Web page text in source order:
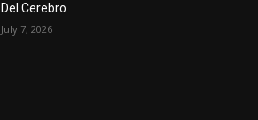
Del Cerebro
July 7, 2026